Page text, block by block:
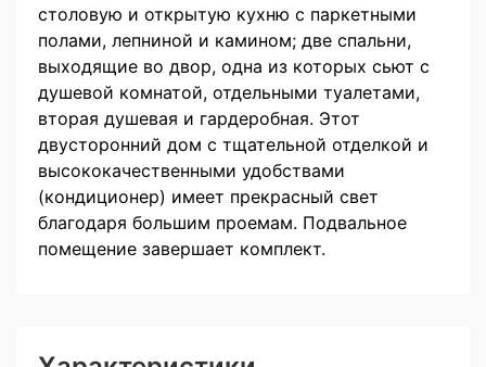
столовую и открытую кухню с паркетными
полами, лепниной и камином; две спальни,
выходящие во двор, одна из которых сьют с
душевой комнатой, отдельными туалетами,
вторая душевая и гардеробная. Этот
двусторонний дом с тщательной отделкой и
высококачественными удобствами
(кондиционер) имеет прекрасный свет
благодаря большим проемам. Подвальное
помещение завершает комплект.